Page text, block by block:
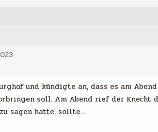
und kündigte an, dass es am
soll. Am Abend rief der Knecht
sagen hatte, sollte…